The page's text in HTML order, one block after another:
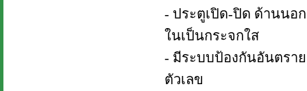
- ประตูเปิด-ปิด ด้านนอ
ในเป็นกระจกใส
- มีระบบป้องกันอันตรา
ตัวเลข